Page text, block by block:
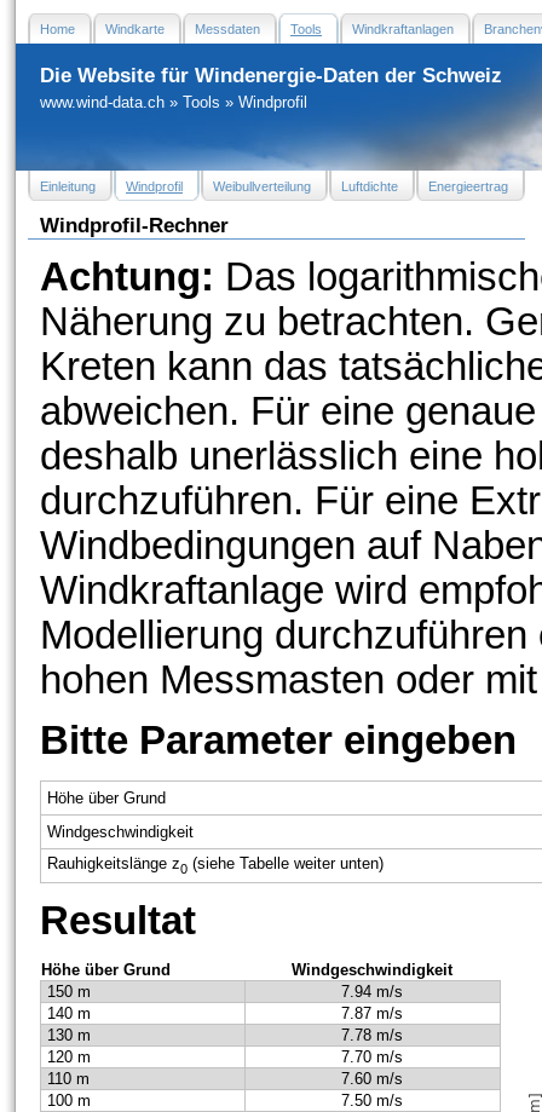
Home Windkarte Messdaten Tools Windkraftanlagen
Die Website für Windenergie-Daten der Schweiz
www.wind-data.ch » Tools » Windprofil
Einleitung Windprofil Weibullverteilung Luftdichte Energieertrag
Windprofil-Rechner
Achtung: Das
Näherung zu betrachten.
Kreten kann das
abweichen. Für eine
deshalb unerlässlich eine
durchzuführen. Für eine
Windbedingungen auf
Windkraftanlage wird
Modellierung
hohen Messmasten oder
Bitte Parameter eingeben
Höhe über Grund
Windgeschwindigkeit
Rauhigkeitslänge z0 (siehe Tabelle weiter unten)
Resultat
Höhe über Grund
Windgeschwindigkeit
150 m
7.94 m/s
140 m
7.87 m/s
130 m
7.78 m/s
120 m
7.70 m/s
110 m
7.60 m/s
100 m
7.50 m/s